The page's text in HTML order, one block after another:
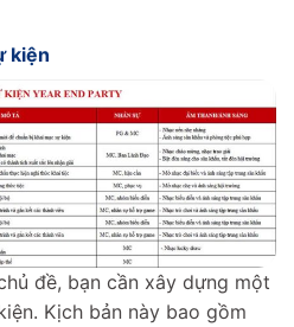
kiện
đề, bạn cần xây dựng một
Kịch bản này bao gồm